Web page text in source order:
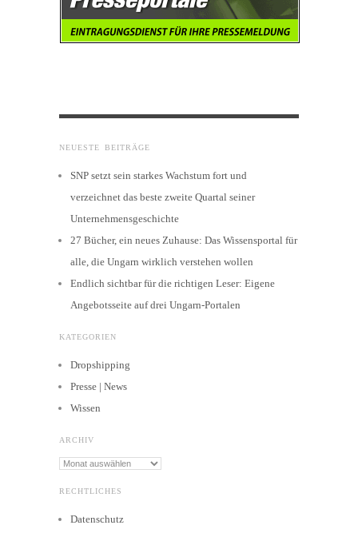
NEUESTE BEITRÄGE
SNP setzt sein starkes Wachstum fort und
verzeichnet das beste zweite Quartal seiner
Unternehmensgeschichte
27 Bücher, ein neues Zuhause: Das Wissensportal für
alle, die Ungarn wirklich verstehen wollen
Endlich sichtbar für die richtigen Leser: Eigene
Angebotsseite auf drei Ungarn-Portalen
KATEGORIEN
Dropshipping
Presse | News
Wissen
ARCHIV
Archiv
RECHTLICHES
Datenschutz